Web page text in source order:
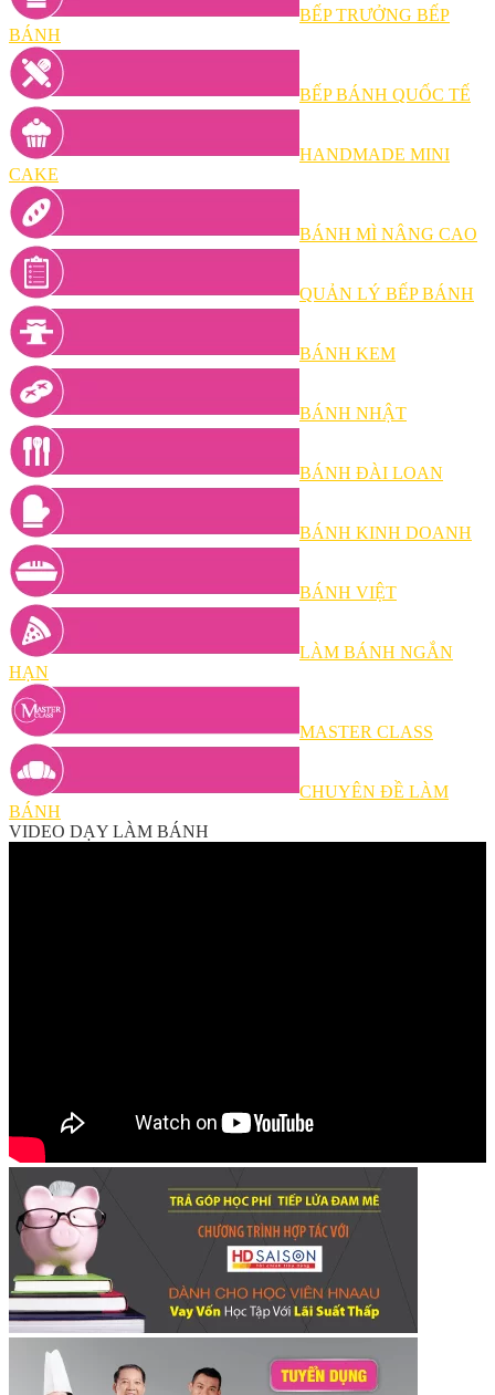
BẾP TRƯỞNG BẾP
BÁNH
BẾP BÁNH QUỐC TẾ
HANDMADE MINI
CAKE
BÁNH MÌ NÂNG CAO
QUẢN LÝ BẾP BÁNH
BÁNH KEM
BÁNH NHẬT
BÁNH ĐÀI LOAN
BÁNH KINH DOANH
BÁNH VIỆT
LÀM BÁNH NGẮN
HẠN
MASTER CLASS
CHUYÊN ĐỀ LÀM
BÁNH
VIDEO DẠY LÀM BÁNH